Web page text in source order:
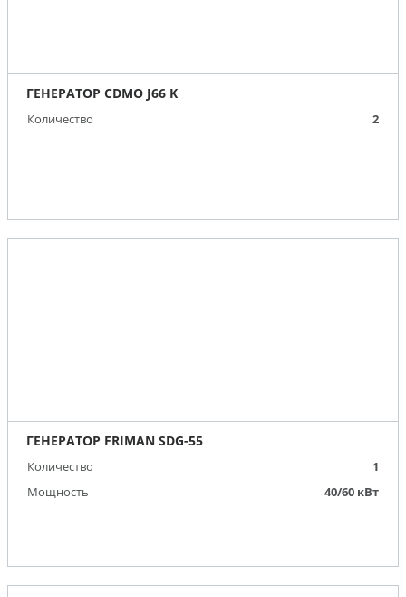
ГЕНЕРАТОР CDMO J66 K
Количество 2
ГЕНЕРАТОР FRIMAN SDG-55
Количество
1
Мощность
40/60 кВт